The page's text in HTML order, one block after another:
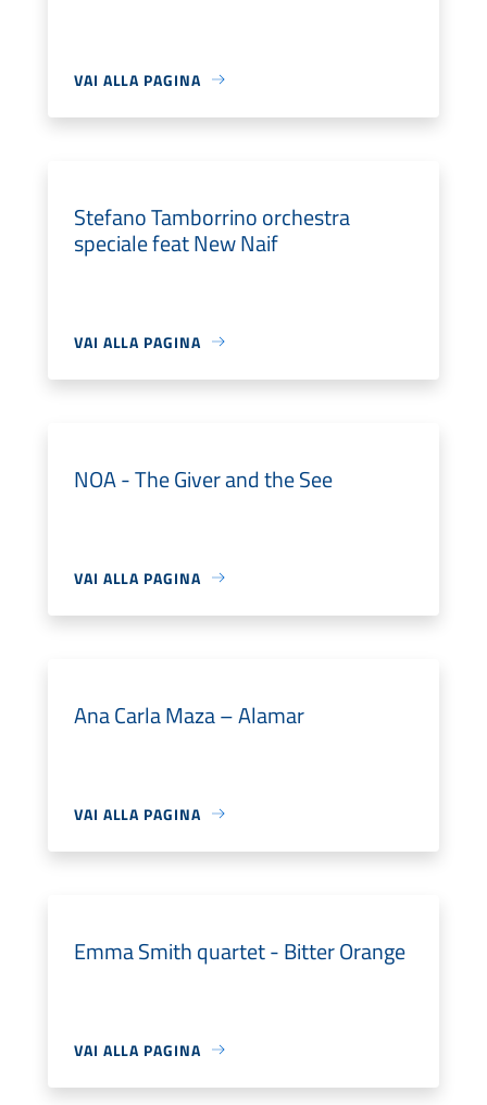
VAI ALLA PAGINA
Stefano Tamborrino orchestra
speciale feat New Naif
VAI ALLA PAGINA
NOA - The Giver and the See
VAI ALLA PAGINA
Ana Carla Maza – Alamar
VAI ALLA PAGINA
Emma Smith quartet - Bitter Orange
VAI ALLA PAGINA